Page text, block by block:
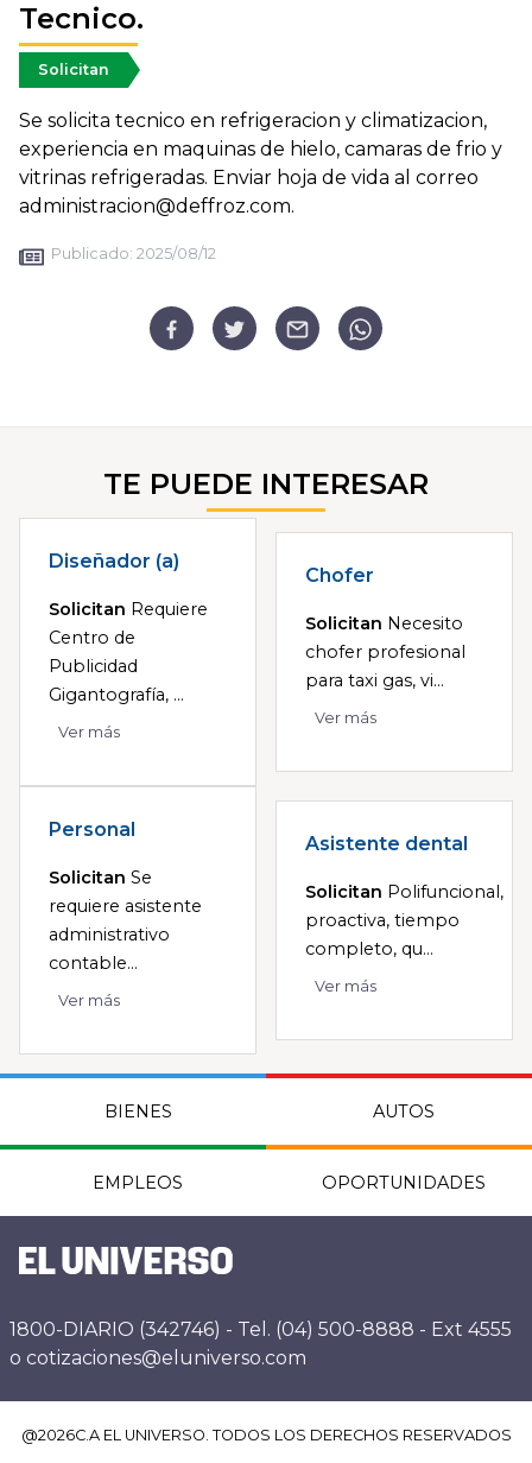
Tecnico.
Solicitan
Se solicita tecnico en refrigeracion y climatizacion,
experiencia en maquinas de hielo, camaras de frio y
vitrinas refrigeradas. Enviar hoja de vida al correo
administracion@deffroz.com.
Publicado: 2025/08/12
TE PUEDE INTERESAR
Diseñador (a)
Solicitan Requiere
Centro de
Publicidad
Gigantografía, ...
Ver más
Chofer
Solicitan Necesito
chofer profesional
para taxi gas, vi...
Ver más
Personal
Solicitan Se
requiere asistente
administrativo
contable...
Ver más
Asistente dental
Solicitan Polifuncional,
proactiva, tiempo
completo, qu...
Ver más
BIENES AUTOS
EMPLEOS OPORTUNIDADES
1800-DIARIO (342746) - Tel. (04) 500-8888 - Ext 4555
o cotizaciones@eluniverso.com
@2026C.A EL UNIVERSO. TODOS LOS DERECHOS RESERVADOS